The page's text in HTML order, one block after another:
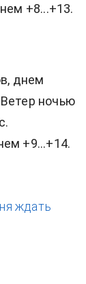
+8...+13.
днем
ночью
+9...+14.
ждать